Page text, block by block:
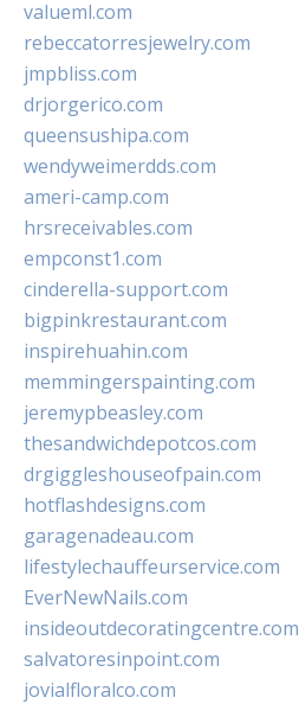
valueml.com
rebeccatorresjewelry.com
jmpbliss.com
drjorgerico.com
queensushipa.com
wendyweimerdds.com
ameri-camp.com
hrsreceivables.com
empconst1.com
cinderella-support.com
bigpinkrestaurant.com
inspirehuahin.com
memmingerspainting.com
jeremypbeasley.com
thesandwichdepotcos.com
drgiggleshouseofpain.com
hotflashdesigns.com
garagenadeau.com
lifestylechauffeurservice.com
EverNewNails.com
insideoutdecoratingcentre.com
salvatoresinpoint.com
jovialfloralco.com